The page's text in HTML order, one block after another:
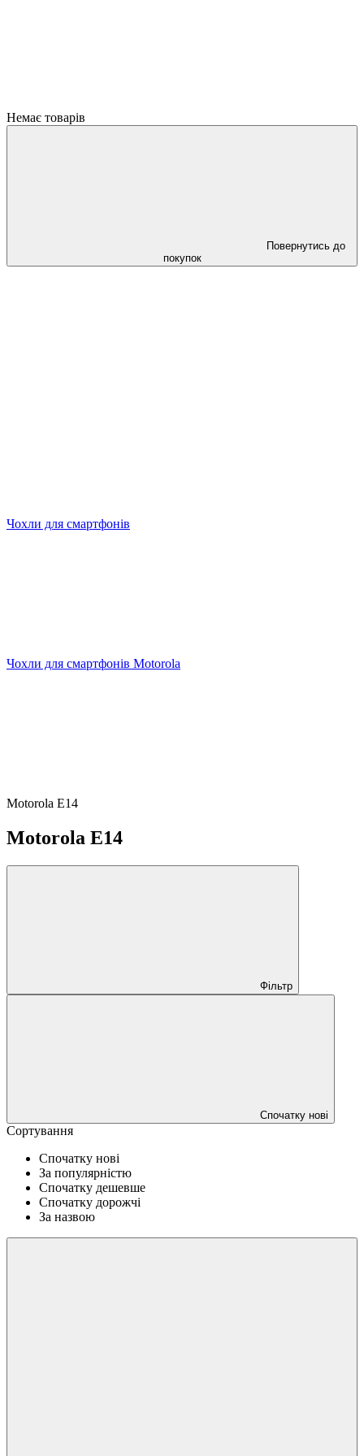
Немає товарів
Повернутись до
покупок
Чохли для смартфонів
Чохли для смартфонів Motorola
Motorola E14
Motorola E14
Фільтр
Спочатку нові
Сортування
Спочатку нові
За популярністю
Спочатку дешевше
Спочатку дорожчі
За назвою